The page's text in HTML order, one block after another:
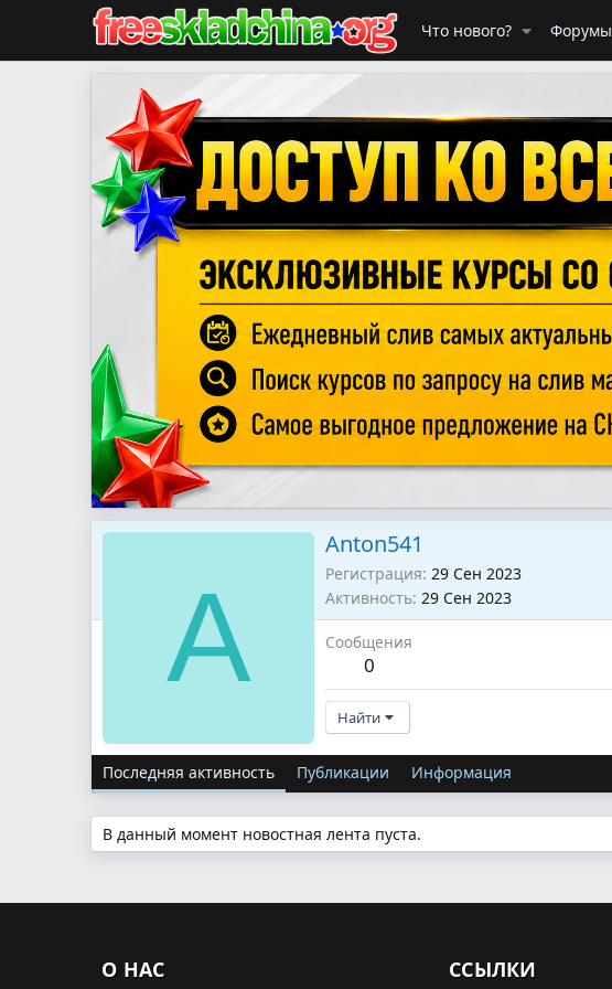
Что нового? Форумы
A
Anton541
Регистрация 29 Сен 2023
Активность 29 Сен 2023
Сообщения
0
Найти
Последняя активность Публикации Информация
В данный момент новостная лента пуста.
О НАС ССЫЛКИ